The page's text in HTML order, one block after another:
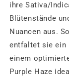
ihre Sativa/
Blütenstände
Nuancen aus.
entfaltet sie ein
einem
Purple Haze